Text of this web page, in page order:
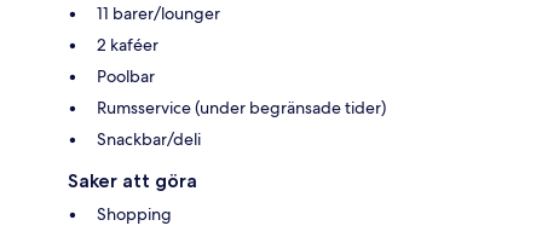
11 barer/lounger
2 kaféer
Poolbar
Rumsservice (under begränsade tider)
Snackbar/deli
Saker att göra
Shopping